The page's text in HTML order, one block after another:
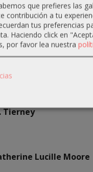
- Robert Sampson
Leiber
Tierney
Lucille Moore
que prefieres las
contribución a tu
tus preferencias
Haciendo click en
por favor lea nuestra